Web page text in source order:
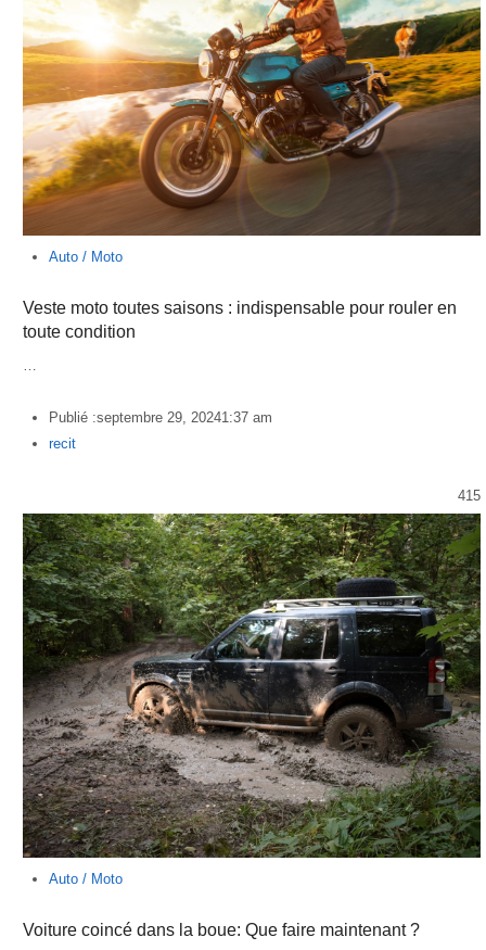
Auto / Moto
Veste moto toutes saisons : indispensable pour rouler en
toute condition
…
Publié :septembre 29, 20241:37 am
Author
recit
415
Auto / Moto
Voiture coincé dans la boue: Que faire maintenant ?